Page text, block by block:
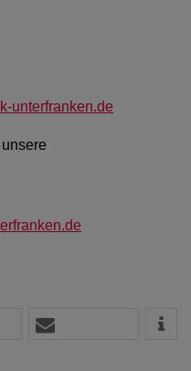
unterfranken.de